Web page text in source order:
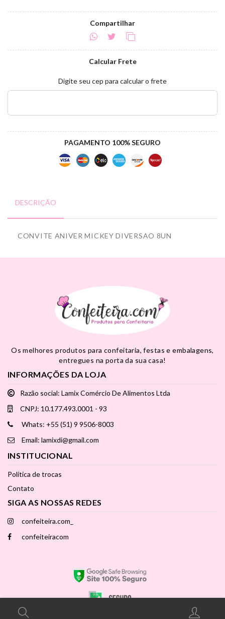
Compartilhar
Calcular Frete
Digite seu cep para calcular o frete
PAGAMENTO 100% SEGURO
DESCRIÇÃO
CONVITE ANIVER MICKEY DIVERSAO 8UN
Os melhores produtos para confeitaria, festas e embalagens,
entregues na porta da sua casa!
INFORMAÇÕES DA LOJA
Razão social: Lamix Comércio De Alimentos Ltda
CNPJ: 10.177.493.0001 - 93
Whats: +55 (51) 9 9506-8003
Email: lamixdi@gmail.com
INSTITUCIONAL
Política de trocas
Contato
SIGA AS NOSSAS REDES
confeiteira.com_
confeiteiracom